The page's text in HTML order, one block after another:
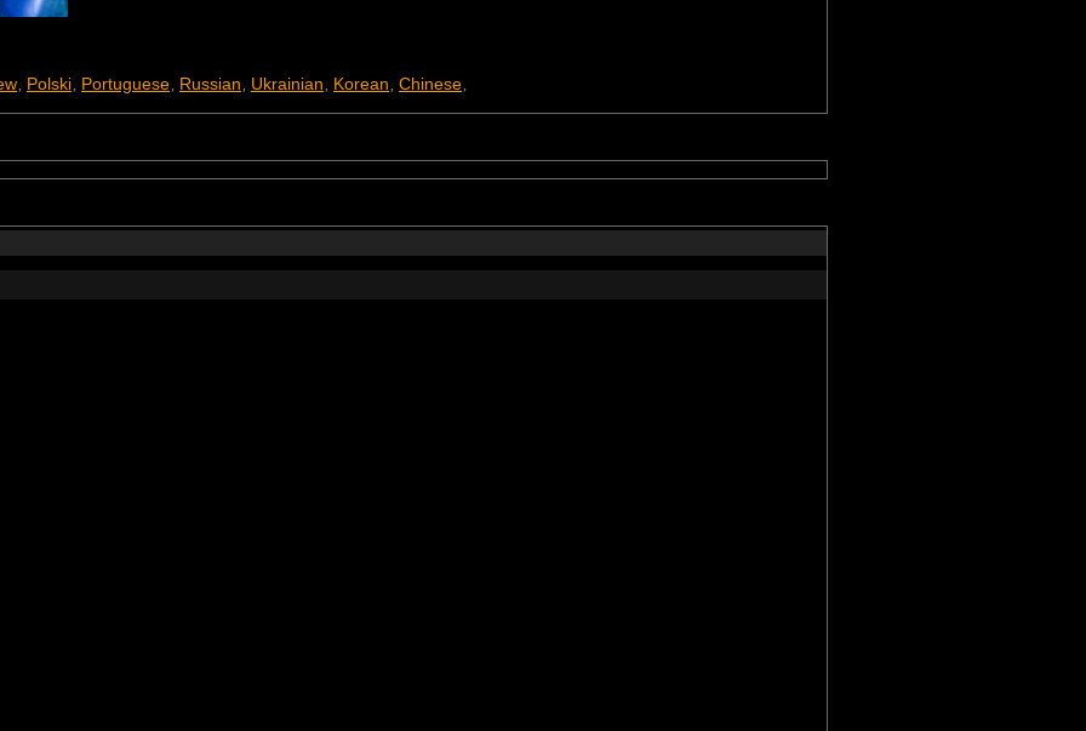
, Polski, Portuguese, Russian, Ukrainian, Korean, Chinese,